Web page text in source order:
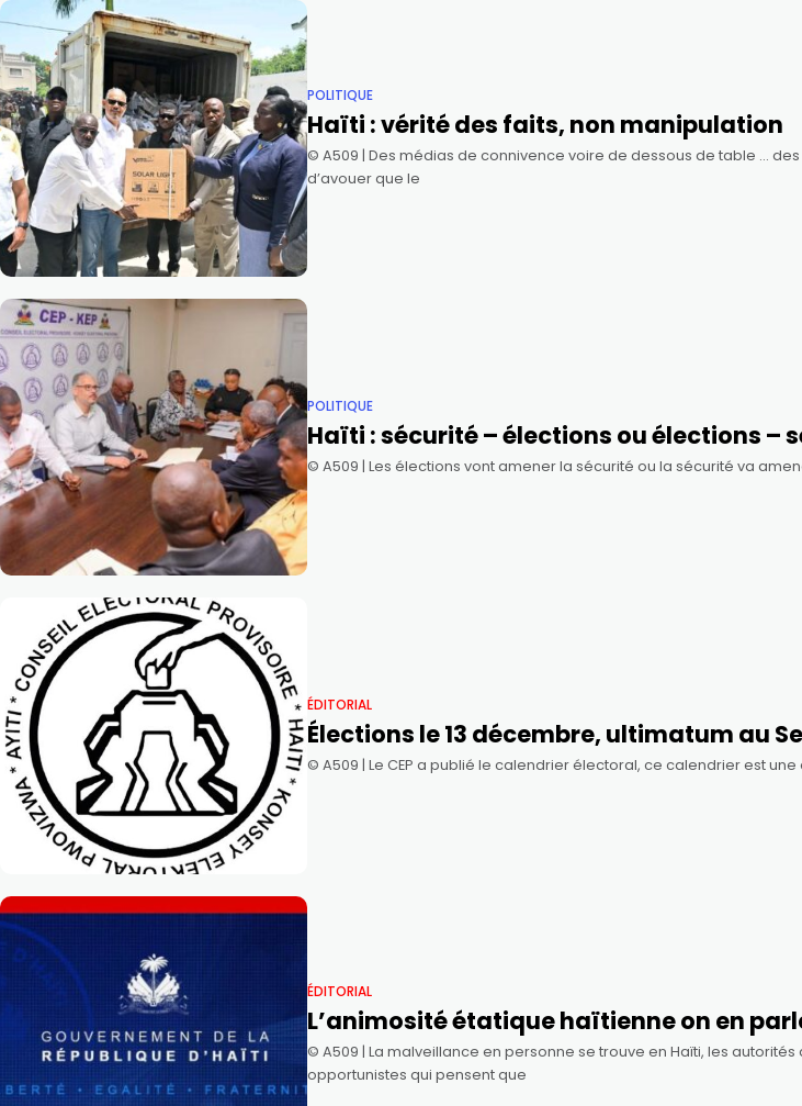
POLITIQUE
Haïti : vérité des faits, non manipulation
©️ A509 | Des médias de connivence voire de dessous de table …
d’avouer que le
POLITIQUE
Haïti : sécurité – élections ou élections –
©️ A509 | Les élections vont amener la sécurité ou la sécurité va
ÉDITORIAL
Élections le 13 décembre, ultimatum au
©️ A509 | Le CEP a publié le calendrier électoral, ce calendrier est
ÉDITORIAL
L’animosité étatique haïtienne on en
©️ A509 | La malveillance en personne se trouve en Haïti, les
opportunistes qui pensent que